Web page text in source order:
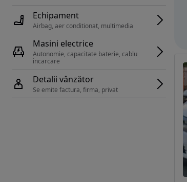
Echipament
Airbag, aer conditionat, multimedia
Masini electrice
Autonomie, capacitate baterie, cablu
Detalii vânzător
Se emite factura, firma, privat